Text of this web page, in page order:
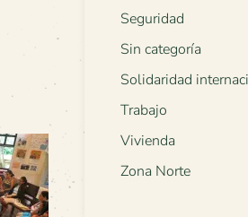
Seguridad
Sin categoría
Solidaridad
Trabajo
Vivienda
Zona Norte